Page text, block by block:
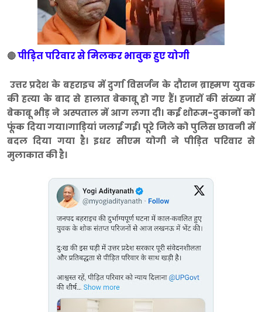
🔴पीड़ित परिवार से मिलकर भावुक हुए योगी
उत्तर प्रदेश के बहराइच में दुर्गा विसर्जन के दौरान ब्राह्मण युवक
की हत्या के बाद से हालात बेकाबू हो गए हैं। हजारों की संख्या में
बेकाबू भीड़ ने अस्पताल में आग लगा दी। कई शोरूम-दुकानों को
फूंक दिया गया।गाड़ियां जलाई गई। पूरे जिले को पुलिस छावनी में
बदल दिया गया है। इधर सीएम योगी ने पीड़ित परिवार से
मुलाकात की है।